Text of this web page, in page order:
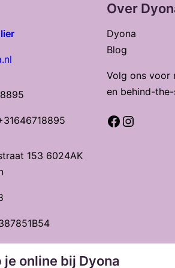
153 6024AK
Over
Dyona
Blog
Volg ons voor
en behind-
Facebook Instagram
online bij Dyona